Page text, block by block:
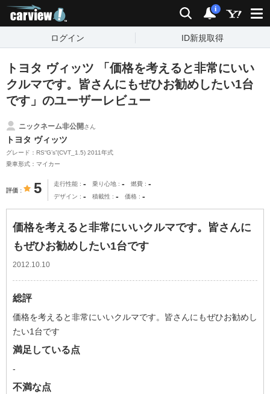
検索 通知
i
ログイン ID新規取得
トヨタ ヴィッツ 「価格を考えると非常にいい
クルマです。皆さんにもぜひお勧めしたい1台
です」のユーザーレビュー
ニックネーム非公開さん
トヨタ ヴィッツ
グレード：RS“G’s”(CVT_1.5) 2011年式
乗車形式：マイカー
評価 5 走行性能 - 乗り心地 - 燃費 -
デザイン - 積載性 - 価格 -
価格を考えると非常にいいクルマです。皆さんに
もぜひお勧めしたい1台です
2012.10.10
総評
価格を考えると非常にいいクルマです。皆さんにもぜひお勧めし
たい1台です
満足している点
-
不満な点